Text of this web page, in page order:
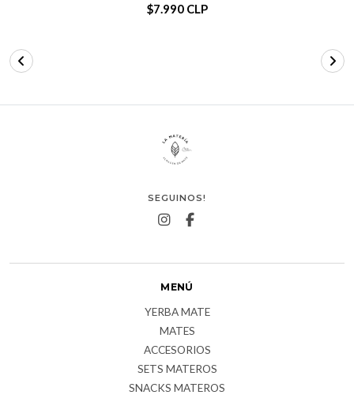
$7.990 CLP
SEGUINOS!
MENÚ
YERBA MATE
MATES
ACCESORIOS
SETS MATEROS
SNACKS MATEROS